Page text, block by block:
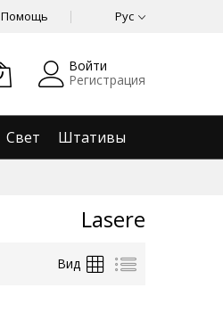
Помощь Рус
Войти
Регистрация
Свет
Штативы
Lasere
Вид СеткаСписок